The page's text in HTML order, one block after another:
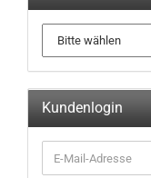
Kundenlogin